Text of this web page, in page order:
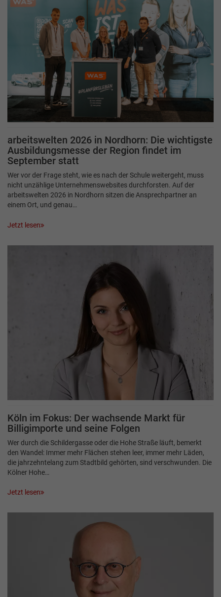
arbeitswelten 2026 in Nordhorn: Die wichtigste
Ausbildungsmesse der Region findet im
September statt
Wer vor der Frage steht, wie es nach der Schule weitergeht, muss
nicht unzählige Unternehmenswebsites durchforsten. Auf der
arbeitswelten 2026 in Nordhorn sitzen die Ansprechpartner an
einem Ort, und genau…
Jetzt lesen
Köln im Fokus: Der wachsende Markt für
Billigimporte und seine Folgen
Wer durch die Schildergasse oder die Hohe Straße läuft, bemerkt
den Wandel: Immer mehr Flächen stehen leer, immer mehr Läden,
die jahrzehntelang zum Stadtbild gehörten, sind verschwunden. Die
Kölner Hohe…
Jetzt lesen